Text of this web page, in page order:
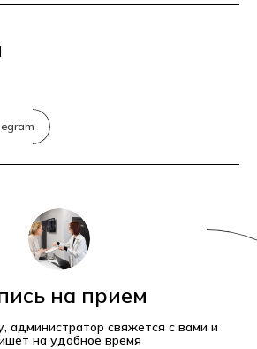
на прием
администратор свяжется с вами и
на удобное время